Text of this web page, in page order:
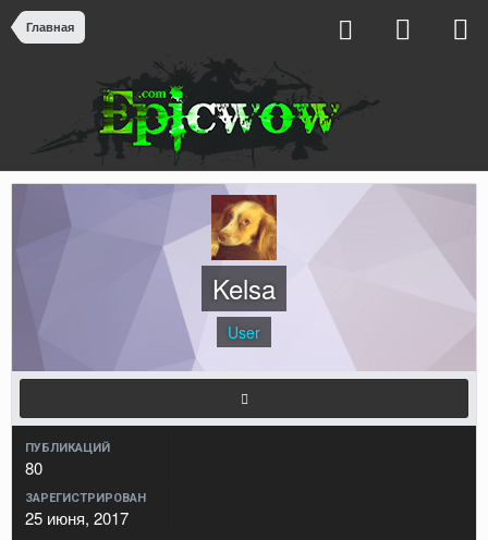
Главная
Kelsa
User
ПУБЛИКАЦИЙ
80
ЗАРЕГИСТРИРОВАН
25 июня, 2017